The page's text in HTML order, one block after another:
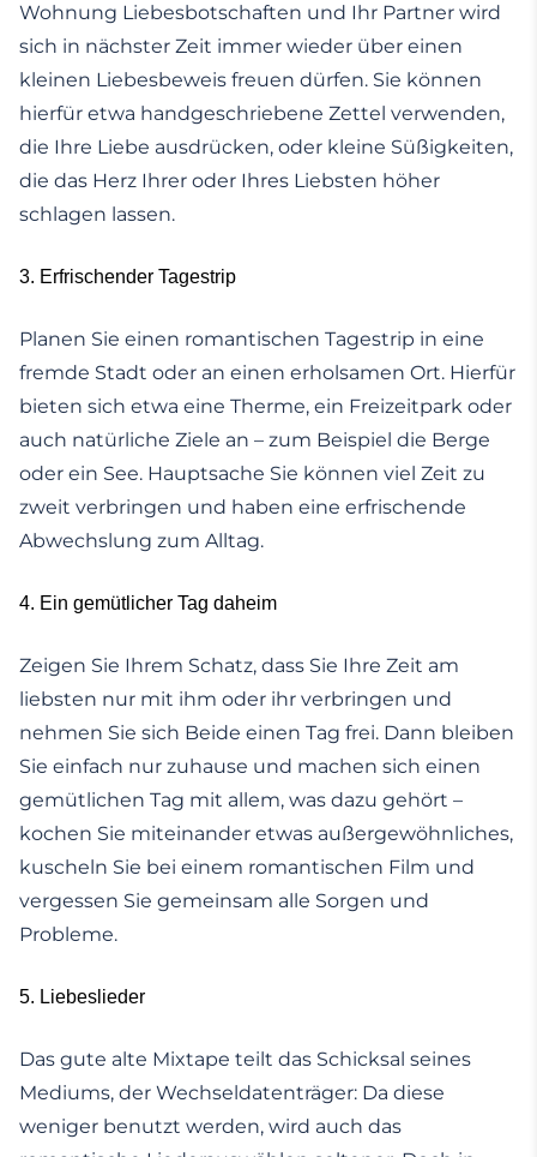
Wohnung Liebesbotschaften und Ihr Partner wird
sich in nächster Zeit immer wieder über einen
kleinen Liebesbeweis freuen dürfen. Sie können
hierfür etwa handgeschriebene Zettel verwenden,
die Ihre Liebe ausdrücken, oder kleine Süßigkeiten,
die das Herz Ihrer oder Ihres Liebsten höher
schlagen lassen.
3. Erfrischender Tagestrip
Planen Sie einen romantischen Tagestrip in eine
fremde Stadt oder an einen erholsamen Ort. Hierfür
bieten sich etwa eine Therme, ein Freizeitpark oder
auch natürliche Ziele an – zum Beispiel die Berge
oder ein See. Hauptsache Sie können viel Zeit zu
zweit verbringen und haben eine erfrischende
Abwechslung zum Alltag.
4. Ein gemütlicher Tag daheim
Zeigen Sie Ihrem Schatz, dass Sie Ihre Zeit am
liebsten nur mit ihm oder ihr verbringen und
nehmen Sie sich Beide einen Tag frei. Dann bleiben
Sie einfach nur zuhause und machen sich einen
gemütlichen Tag mit allem, was dazu gehört –
kochen Sie miteinander etwas außergewöhnliches,
kuscheln Sie bei einem romantischen Film und
vergessen Sie gemeinsam alle Sorgen und
Probleme.
5. Liebeslieder
Das gute alte Mixtape teilt das Schicksal seines
Mediums, der Wechseldatenträger: Da diese
weniger benutzt werden, wird auch das